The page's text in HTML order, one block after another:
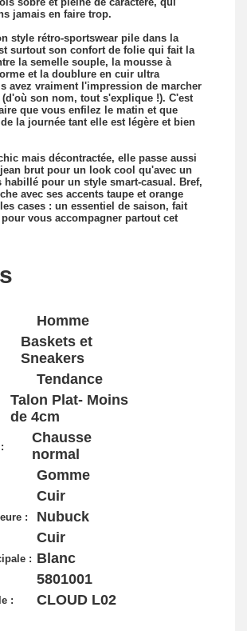
jamais en faire trop.
style rétro-sportswear pile dans la
surtout son confort de folie qui fait la
la semelle souple, la mousse à
et la doublure en cuir ultra
avez vraiment l'impression de marcher
son nom, tout s'explique !). C'est
que vous enfilez le matin et que
la journée tant elle est légère et bien
mais décontractée, elle passe aussi
brut pour un look cool qu'avec un
habillé pour un style smart-casual. Bref,
avec ses accents taupe et orange
cases : un essentiel de saison, fait
vous accompagner partout cet
Homme
Baskets et
Sneakers
Tendance
Talon Plat- Moins
de 4cm
Chausse
normal
Gomme
Cuir
: Nubuck
Cuir
: Blanc
5801001
: CLOUD L02